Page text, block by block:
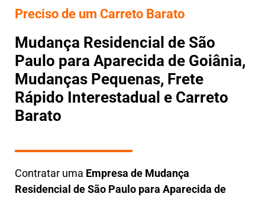
Preciso de um Carreto Barato
Mudança Residencial de São
Paulo para Aparecida de Goiânia,
Mudanças Pequenas, Frete
Rápido Interestadual e Carreto
Barato
Contratar uma Empresa de Mudança
Residencial de São Paulo para Aparecida de